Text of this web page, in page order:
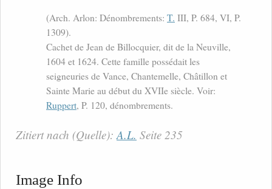
(Arch. Arlon: Dénombrements: T. III, P. 684, VI, P.
1309).
Cachet de Jean de Billocquier, dit de la Neuville,
1604 et 1624. Cette famille possédait les
seigneuries de Vance, Chantemelle, Châtillon et
Sainte Marie au début du XVIIe siècle. Voir:
Ruppert, P. 120, dénombrements.
Zitiert nach (Quelle):A.L. Seite 235
Image Info